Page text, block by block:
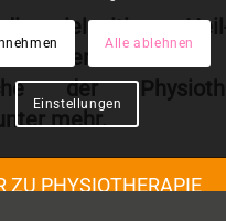
vielseitigen
der
mehr.
ZU PHYSIOTHERAPIE
Alle ablehnen
Einstellungen